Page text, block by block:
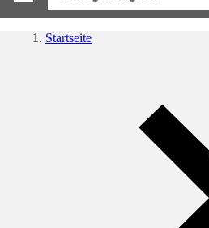
Startseite